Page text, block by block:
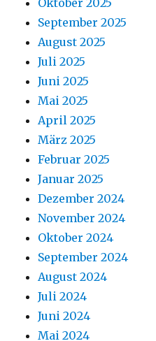
Oktober 2025
September 2025
August 2025
Juli 2025
Juni 2025
Mai 2025
April 2025
März 2025
Februar 2025
Januar 2025
Dezember 2024
November 2024
Oktober 2024
September 2024
August 2024
Juli 2024
Juni 2024
Mai 2024